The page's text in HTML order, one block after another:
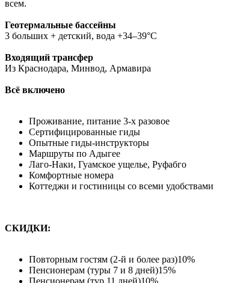
всем.
Геотермальные бассейны
3 больших + детский, вода +34–39°С
Входящий трансфер
Из Краснодара, Минвод, Армавира
Всё включено
Проживание, питание 3-х разовое
Сертифицированные гиды
Опытные гиды-инструкторы
Маршруты по Адыгее
Лаго-Наки, Гуамское ущелье, Руфабго
Комфортные номера
Коттеджи и гостиницы со всеми удобствами
СКИДКИ:
Повторным гостям (2-й и более раз)10%
Пенсионерам (туры 7 и 8 дней)15%
Пенсионерам (тур 11 дней)10%